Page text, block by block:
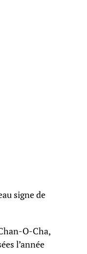
signe de
O-Cha,
l’année